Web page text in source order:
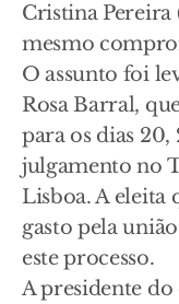
Cristina Pereira
mesmo
O assunto foi
Rosa Barral,
para os dias 20,
julgamento no
Lisboa. A eleita
gasto pela
este processo.
A presidente